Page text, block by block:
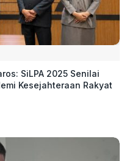
SiLPA 2025 Senilai
Kesejahteraan Rakyat